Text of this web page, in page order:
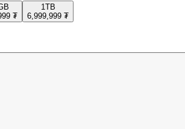
₮
1TB
6,999,999 ₮